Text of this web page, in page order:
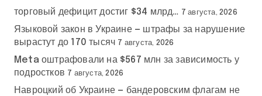
торговый дефицит достиг $34 млрд… 7 августа, 2026
Языковой закон в Украине — штрафы за нарушение
вырастут до 170 тысяч 7 августа, 2026
Meta оштрафовали на $567 млн за зависимость у
подростков 7 августа, 2026
Навроцкий об Украине — бандеровским флагам не